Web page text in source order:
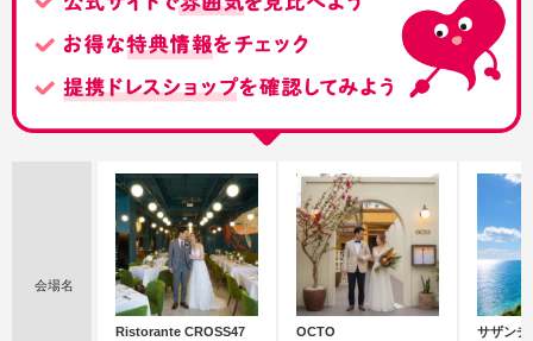
会場名
Ristorante CROSS47
OCTO
サザンチ